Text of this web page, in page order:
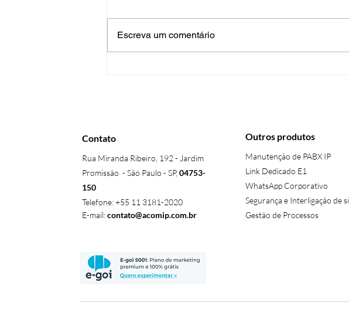
Escreva um comentário
Contato
Rua Miranda Ribeiro, 192 - Jardim
Promissão - São Paulo - SP, 04753-
150
Telefone: +55 11 3181-2020
E-mail:contato@acomip.com.br
Outros produtos
Manutenção de PABX IP
Link Dedicado E1
WhatsApp Corporativo
Segurança e Interligação de
Gestão de Processos